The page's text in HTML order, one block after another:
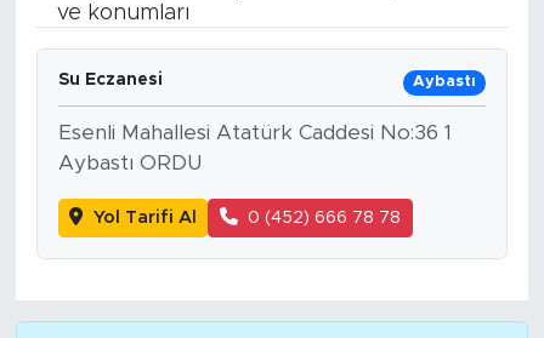
ve konumları
Su Eczanesi Aybastı
Esenli Mahallesi Atatürk Caddesi No:36 1
Aybastı ORDU
Yol Tarifi Al 0 (452) 666 78 78
ANALİZ
NOSTALJİ